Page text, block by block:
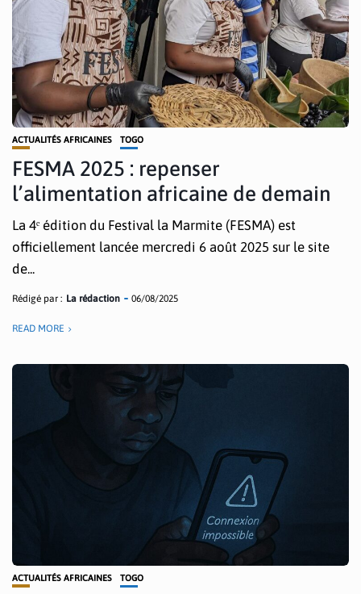
ACTUALITÉS AFRICAINES TOGO
FESMA 2025 : repenser
l’alimentation africaine de demain
La 4ᵉ édition du Festival la Marmite (FESMA) est
officiellement lancée mercredi 6 août 2025 sur le site
de...
Rédigé par : La rédaction 06/08/2025
READ MORE
ACTUALITÉS AFRICAINES TOGO